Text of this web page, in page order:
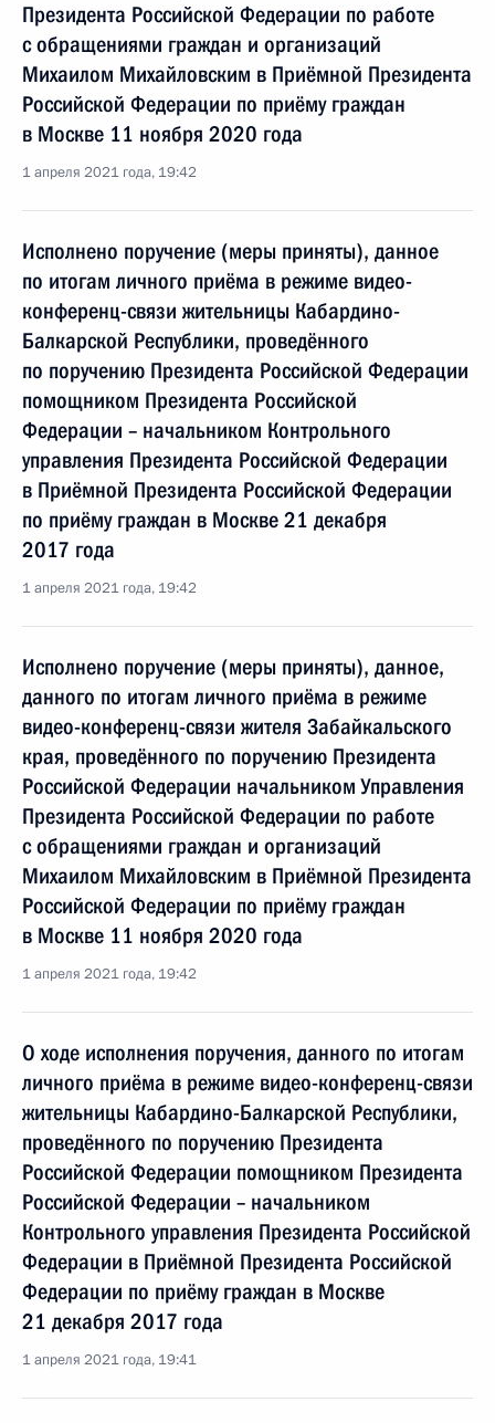
Президента Российской Федерации по работе
с обращениями граждан и организаций
Михаилом Михайловским в Приёмной Президента
Российской Федерации по приёму граждан
в Москве 11 ноября 2020 года
1 апреля 2021 года, 19:42
Исполнено поручение (меры приняты), данное
по итогам личного приёма в режиме видео-
конференц-связи жительницы Кабардино-
Балкарской Республики, проведённого
по поручению Президента Российской Федерации
помощником Президента Российской
Федерации – начальником Контрольного
управления Президента Российской Федерации
в Приёмной Президента Российской Федерации
по приёму граждан в Москве 21 декабря
2017 года
1 апреля 2021 года, 19:42
Исполнено поручение (меры приняты), данное,
данного по итогам личного приёма в режиме
видео-конференц-связи жителя Забайкальского
края, проведённого по поручению Президента
Российской Федерации начальником Управления
Президента Российской Федерации по работе
с обращениями граждан и организаций
Михаилом Михайловским в Приёмной Президента
Российской Федерации по приёму граждан
в Москве 11 ноября 2020 года
1 апреля 2021 года, 19:42
О ходе исполнения поручения, данного по итогам
личного приёма в режиме видео-конференц-связи
жительницы Кабардино-Балкарской Республики,
проведённого по поручению Президента
Российской Федерации помощником Президента
Российской Федерации – начальником
Контрольного управления Президента Российской
Федерации в Приёмной Президента Российской
Федерации по приёму граждан в Москве
21 декабря 2017 года
1 апреля 2021 года, 19:41